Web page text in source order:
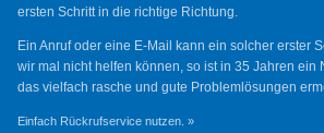
ersten Schritt in die richtige Richtung.
Ein Anruf oder eine E-Mail kann ein solcher erster
wir mal nicht helfen können, so ist in 35 Jahren ein
das vielfach rasche und gute Problemlösungen
Einfach Rückrufservice nutzen. »